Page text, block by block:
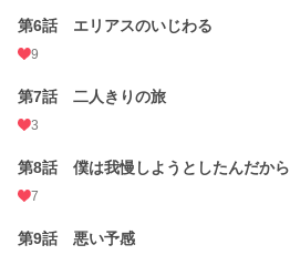
第6話 エリアスのいじわる
9
第7話 二人きりの旅
3
第8話 僕は我慢しようとしたんだから
7
第9話 悪い予感